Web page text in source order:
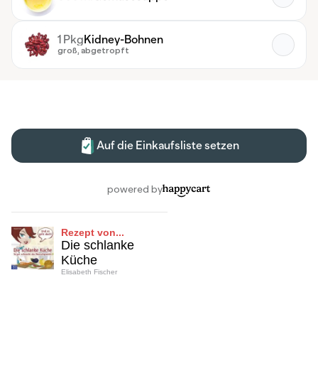
Rezept von...
Die schlanke
Küche
Elisabeth Fischer